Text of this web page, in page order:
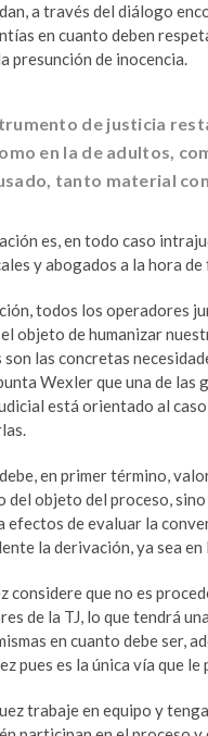
a través del diálogo
en cuanto deben
presunción de inocencia.
de justicia
en la de adultos,
tanto material
es, en todo caso
y abogados a la hora
todos los operadores
objeto de humanizar
las concretas
Wexler que una de
está orientado al
en primer término,
objeto del proceso,
efectos de evaluar la
la derivación, ya sea
considere que no es
de la TJ, lo que tendrá
en cuanto debe ser,
pues es la única vía que
trabaje en equipo y